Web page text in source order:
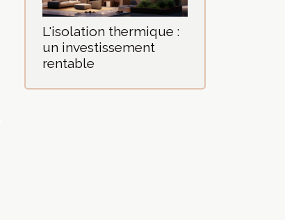
L'isolation thermique :
un investissement
rentable